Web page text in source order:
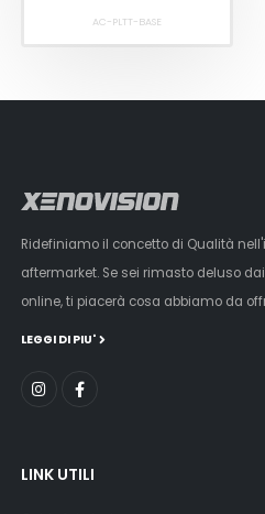
AC-PLTT-BASE
Ridefiniamo il concetto di Qualità
aftermarket. Se sei rimasto deluso
online, ti piacerà cosa abbiamo da
LEGGI DI PIU'
LINK UTILI